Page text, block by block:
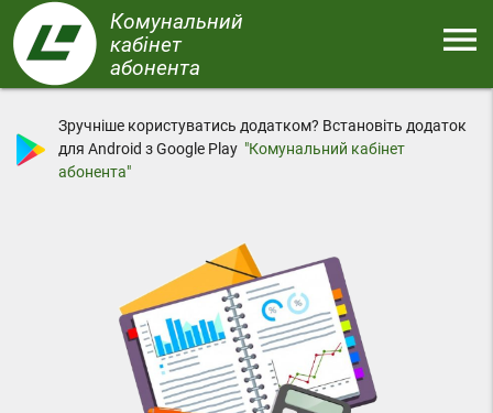
Перейти
до
основного
вмісту
Комунальний
кабінет
абонента
menu
Зручніше користуватись додатком? Встановіть додаток
для Android з Google Play "Комунальний кабінет
абонента"